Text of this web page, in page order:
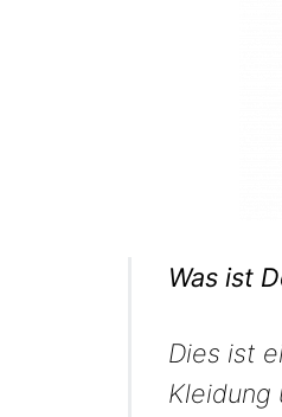
Was ist
Dies ist
Kleidung